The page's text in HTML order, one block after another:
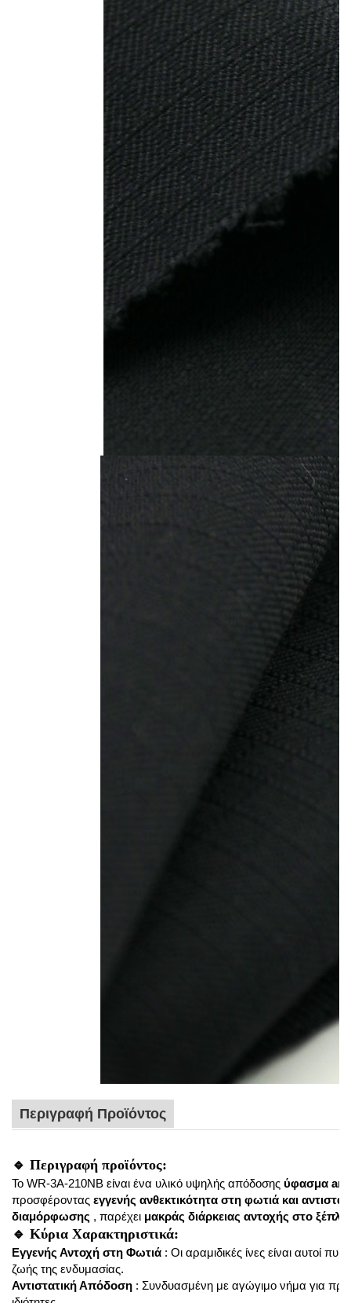
Περιγραφή Προϊόντος
🔹 Περιγραφή προϊόντος:
Το WR-3A-210NB είναι ένα υλικό υψηλής απόδοσης ύφασμα
προσφέροντας εγγενής ανθεκτικότητα στη φωτιά και
διαμόρφωσης , παρέχει μακράς διάρκειας αντοχής στο
🔹 Κύρια Χαρακτηριστικά:
Εγγενής Αντοχή στη Φωτιά : Οι αραμιδικές ίνες είναι αυτοί
ζωής της ενδυμασίας.
Αντιστατική Απόδοση : Συνδυασμένη με αγώγιμο νήμα για